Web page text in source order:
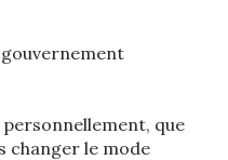
que
changer le mode